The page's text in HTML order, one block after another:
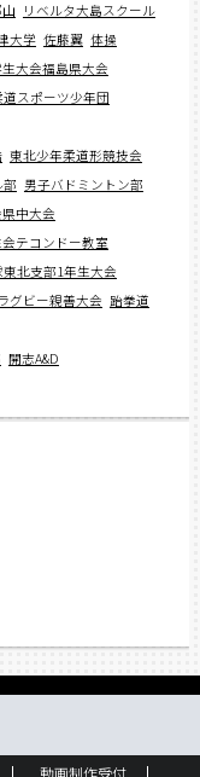
リベルタ大島スクール
大学 佐藤翼 体操
大会福島県大会
スポーツ少年団
東北少年柔道形競技会
男子バドミントン部
中大会
テコンドー教室
北支部1年生大会
グビー親善大会 跆拳道
開志A&D